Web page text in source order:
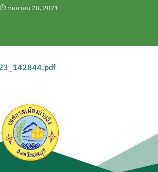
กันยายน 28, 2021